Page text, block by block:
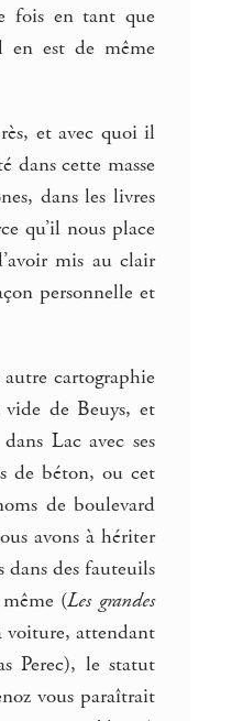
fois en tant que
en est de même
et avec quoi il
dans cette masse
dans les livres
qu’il nous place
mis au clair
personnelle et
cartographie
vide de Beuys, et
Lac avec ses
de béton, ou cet
de boulevard
avons à hériter
des fauteuils
(Les grandes
voiture, attendant
Perec), le statut
vous paraîtrait